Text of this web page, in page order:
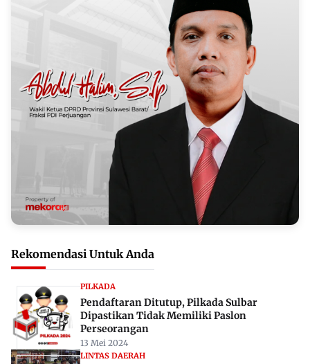
Rekomendasi Untuk Anda
PILKADA
Pendaftaran Ditutup, Pilkada Sulbar
Dipastikan Tidak Memiliki Paslon
Perseorangan
13 Mei 2024
LINTAS DAERAH